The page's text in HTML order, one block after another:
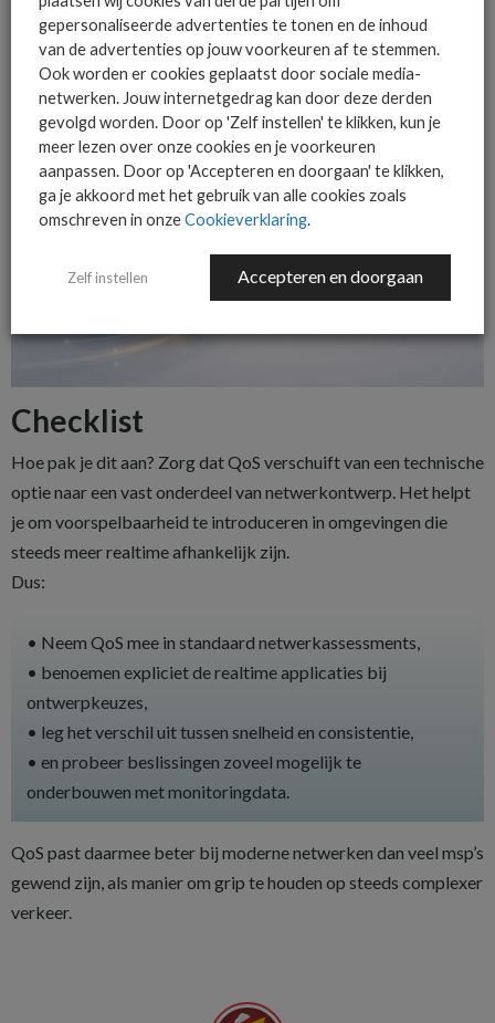
meetgegevens ontstaat een onderbouwd gesprek over
prestaties, knelpunten en verbeteringen.
Checklist
Hoe pak je dit aan? Zorg dat QoS verschuift van een technische
optie naar een vast onderdeel van netwerkontwerp. Het helpt
je om voorspelbaarheid te introduceren in omgevingen die
steeds meer realtime afhankelijk zijn.
Dus:
• Neem QoS mee in standaard netwerkassessments,
• benoemen expliciet de realtime applicaties bij
ontwerpkeuzes,
• leg het verschil uit tussen snelheid en consistentie,
• en probeer beslissingen zoveel mogelijk te
onderbouwen met monitoringdata.
QoS past daarmee beter bij moderne netwerken dan veel msp’s
gewend zijn, als manier om grip te houden op steeds complexer
verkeer.
gepersonaliseerde advertenties te tonen en de inhoud
van de advertenties op jouw voorkeuren af te stemmen.
Ook worden er cookies geplaatst door sociale media-
netwerken. Jouw internetgedrag kan door deze derden
gevolgd worden. Door op 'Zelf instellen' te klikken, kun je
meer lezen over onze cookies en je voorkeuren
aanpassen. Door op 'Accepteren en doorgaan' te klikken,
ga je akkoord met het gebruik van alle cookies zoals
omschreven in onzeCookieverklaring.
Zelf instellen Accepteren en doorgaan